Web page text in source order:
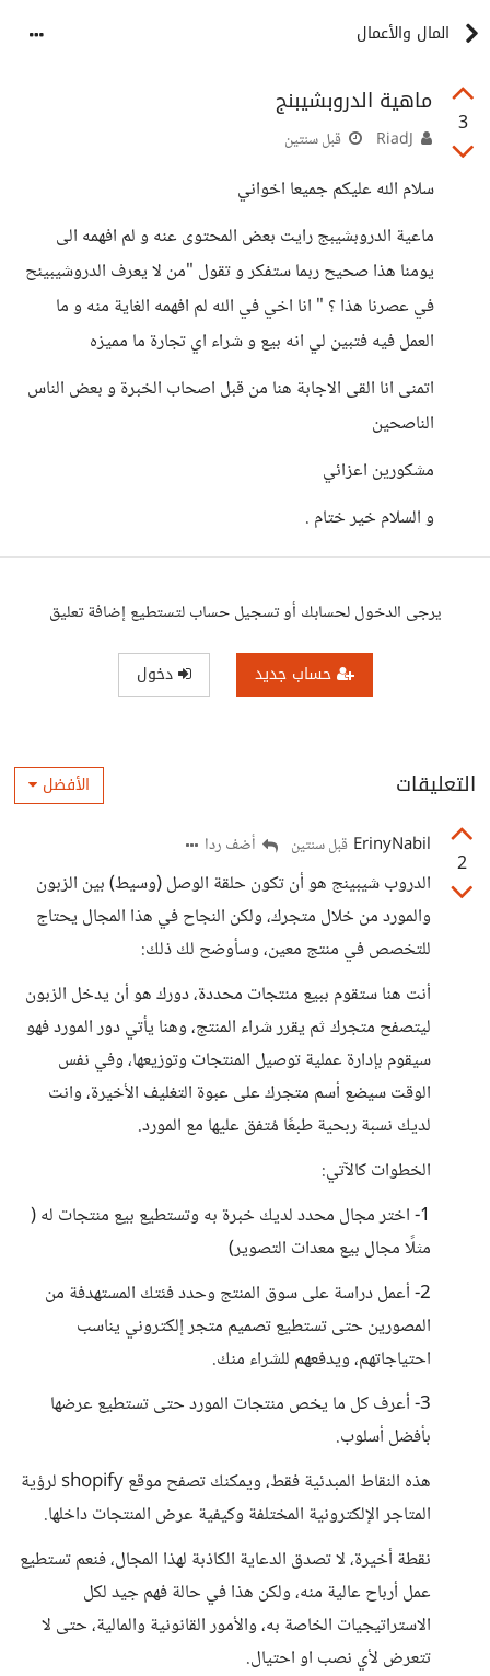
المال والأعمال
3
ماهية الدروبشيبنج
قبل سنتين
سلام الله عليكم جميعا اخواني
ماعية الدروبشيبج رايت بعض المحتوى عنه و لم افهمه الى
يومنا هذا صحيح ربما ستفكر و تقول "من لا يعرف الدروشيبينح
في عصرنا هذا ؟ " انا اخي في الله لم افهمه الغاية منه و ما
العمل فيه فتبين لي انه بيع و شراء اي تجارة ما مميزه
اتمنى انا القى الاجابة هنا من قبل اصحاب الخبرة و بعض الناس
الناصحين
مشكورين اعزائي
و السلام خير ختام .
يرجى الدخول لحسابك أو تسجيل حساب لتستطيع إضافة تعليق
حساب جديد دخول
التعليقات الأفضل
2
ErinyNabil قبل سنتين أضف ردا
الدروب شيبينج هو أن تكون حلقة الوصل (وسيط) بين الزبون
والمورد من خلال متجرك، ولكن النجاح في هذا المجال يحتاج
للتخصص في منتج معين، وسأوضح لك ذلك:
أنت هنا ستقوم ببيع منتجات محددة، دورك هو أن يدخل الزبون
ليتصفح متجرك ثم يقرر شراء المنتج، وهنا يأتي دور المورد فهو
سيقوم بإدارة عملية توصيل المنتجات وتوزيعها، وفي نفس
الوقت سيضع أسم متجرك على عبوة التغليف الأخيرة، وانت
لديك نسبة ربحية طبعًا مُتفق عليها مع المورد.
الخطوات كالآتي:
1- اختر مجال محدد لديك خبرة به وتستطيع بيع منتجات له (
مثلًا مجال بيع معدات التصوير)
2- أعمل دراسة على سوق المنتج وحدد فئتك المستهدفة من
المصورين حتى تستطيع تصميم متجر إلكتروني يناسب
احتياجاتهم، ويدفعهم للشراء منك.
3- أعرف كل ما يخص منتجات المورد حتى تستطيع عرضها
بأفضل أسلوب.
هذه النقاط المبدئية فقط، ويمكنك تصفح موقع shopify لرؤية
المتاجر الإلكترونية المختلفة وكيفية عرض المنتجات داخلها.
نقطة أخيرة، لا تصدق الدعاية الكاذبة لهذا المجال، فنعم تستطيع
عمل أرباح عالية منه، ولكن هذا في حالة فهم جيد لكل
الاستراتيجيات الخاصة به، والأمور القانونية والمالية، حتى لا
تتعرض لأي نصب او احتيال.